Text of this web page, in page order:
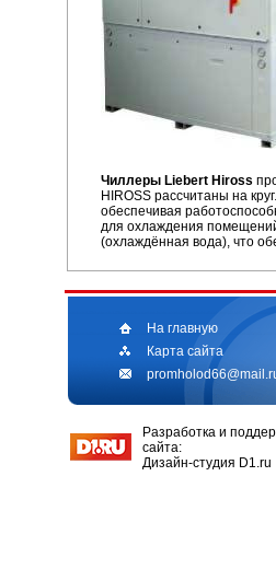
Чиллеры Liebert Hiross
HIROSS рассчитаны на
обеспечивая
для охлаждения
(охлаждённая вода), что
На главную
Карта сайта
Разработка и
сайта:
Дизайн-студия D1.ru